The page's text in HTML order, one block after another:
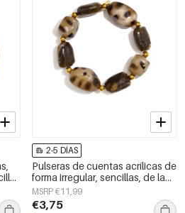
2-5 DÍAS
Pulseras de cuentas acrílicas de
forma irregular, sencillas, de la
serie Simple Daily, joyería para
mujer
MSRP €11,99
€3,75